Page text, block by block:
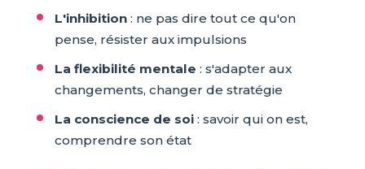
L'inhibition: ne pas dire tout ce qu'on
pense, résister aux impulsions
La flexibilité mentale : s'adapter aux
changements, changer de stratégie
La conscience de soi: savoir qui on est,
comprendre son état